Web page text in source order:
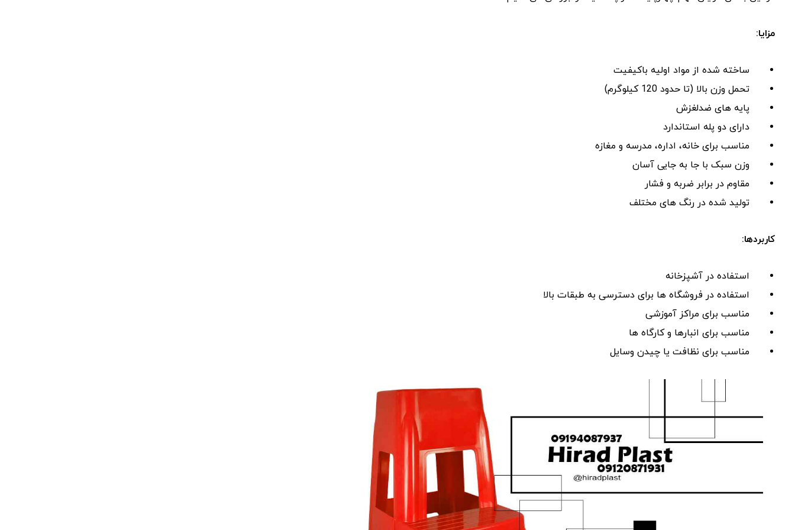
مزایا:
ساخته‌ شده از مواد اولیه باکیفیت
تحمل وزن بالا (تا حدود 120 کیلوگرم)
پایه‌ های ضدلغزش
دارای دو پله استاندارد
مناسب برای خانه، اداره، مدرسه و مغازه
وزن سبک با جا به ‌جایی آسان
مقاوم در برابر ضربه و فشار
تولید شده در رنگ ‌های مختلف
کاربردها:
استفاده در آشپزخانه
استفاده در فروشگاه‌ ها برای دسترسی به طبقات بالا
مناسب برای مراکز آموزشی
مناسب برای انبارها و کارگاه ‌ها
مناسب برای نظافت یا چیدن وسایل